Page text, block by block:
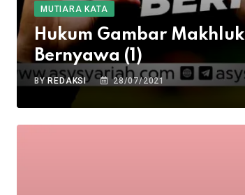
MUTIARA KATA
Hukum Gambar Makhluk
Bernyawa (1)
BYREDAKSI 28/07/2021